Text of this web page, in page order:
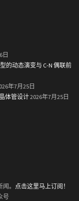
日
的动态演变与 C-N 偶联前
年7月25日
体管设计2026年7月25日
。 点击这里马上订阅！
号